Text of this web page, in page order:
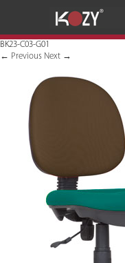
BK23-C03-G01
← Previous Next →